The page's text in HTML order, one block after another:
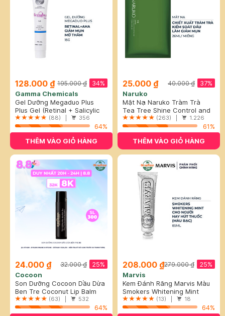
128.000 ₫ 34%
195.000 ₫
Gamma Chemicals
Gel Dưỡng Megaduo Plus
Giảm Mụn, Mờ Thâm 15g
Plus Gel (Retinal + Salicylic
Acid + AHA)(88) | 356
64%
THÊM VÀO GIỎ HÀNG
25.000 ₫ 37%
40.000 ₫
Naruko
Mặt Nạ Naruko Tràm Trà
Kiểm Soát Dầu Và Giảm Mụn
26ml
Tea Tree Shine Control and
Blemish Clear Mask
(263) | 1.226
61%
THÊM VÀO GIỎ HÀNG
24.000 ₫ 25%
32.000 ₫
Cocoon
Son Dưỡng Cocoon Dầu Dừa
Bến Tre 5g
Ben Tre Coconut Lip Balm
(63) | 532
64%
208.000 ₫ 25%
279.000 ₫
Marvis
Kem Đánh Răng Marvis Màu
Bạc Cho Người Hút Thuốc
85ml
Smokers Whitening Mint
Toothpaste(13) | 18
64%